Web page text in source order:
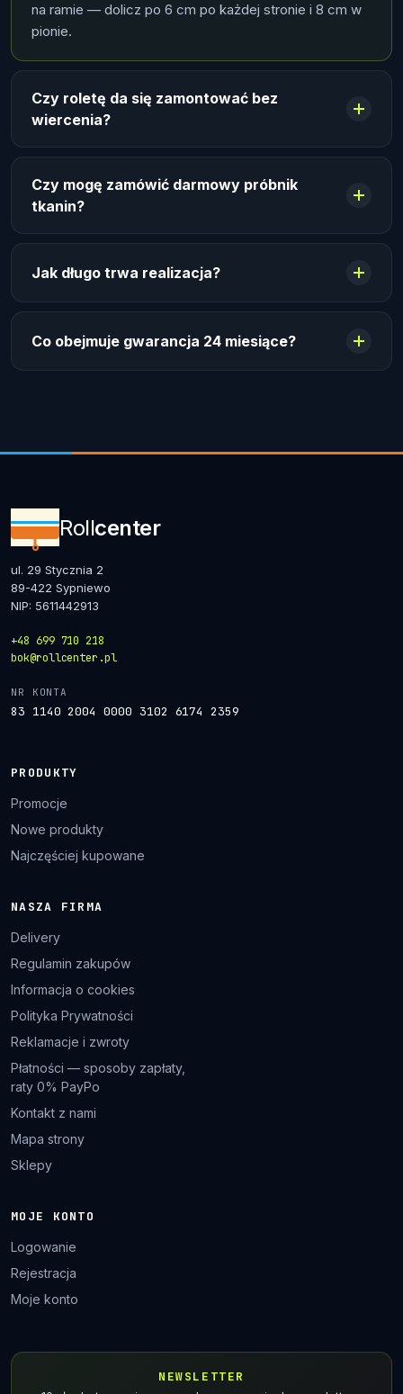
na ramie — dolicz po 6 cm po każdej stronie i 8 cm w
pionie.
Czy roletę da się zamontować bez
wiercenia?
Czy mogę zamówić darmowy próbnik
tkanin?
Jak długo trwa realizacja?
Co obejmuje gwarancja 24 miesiące?
Rollcenter
ul. 29 Stycznia 2
89-422 Sypniewo
NIP: 5611442913
+48 699 710 218
bok@rollcenter.pl
NR KONTA
83 1140 2004 0000 3102 6174 2359
PRODUKTY
Promocje
Nowe produkty
Najczęściej kupowane
NASZA FIRMA
Delivery
Regulamin zakupów
Informacja o cookies
Polityka Prywatności
Reklamacje i zwroty
Płatności — sposoby zapłaty,
raty 0% PayPo
Kontakt z nami
Mapa strony
Sklepy
MOJE KONTO
Logowanie
Rejestracja
Moje konto
NEWSLETTER